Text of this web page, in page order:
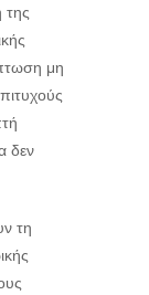
της
μη
δεν
τη